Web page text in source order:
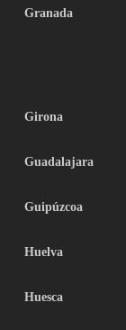
Granada
Girona
Guadalajara
Guipúzcoa
Huelva
Huesca